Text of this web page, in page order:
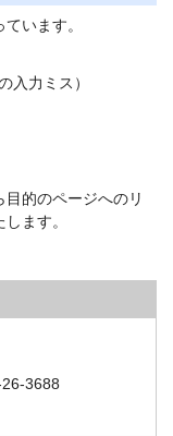
います。
入力ミス）
的のページへのリ
ます。
3688